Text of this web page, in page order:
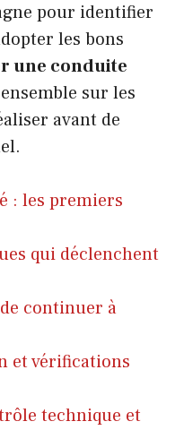
pour identifier
les bons
une conduite
sur les
avant de
: les premiers
qui déclenchent
continuer à
et vérifications
technique et